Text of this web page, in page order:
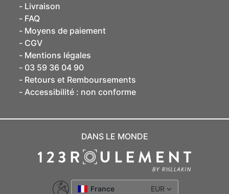
Livraison
FAQ
Moyens de paiement
CGV
Mentions légales
03 59 36 04 90
Retours et Remboursements
Accessibilité : non conforme
DANS LE MONDE
France EUR